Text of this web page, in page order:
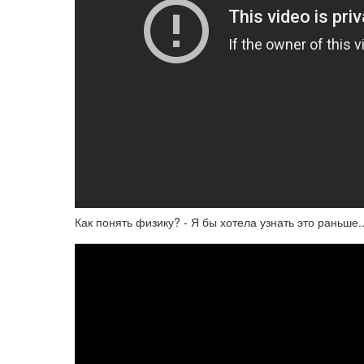
Как понять физику? - Я бы хотела узнать это